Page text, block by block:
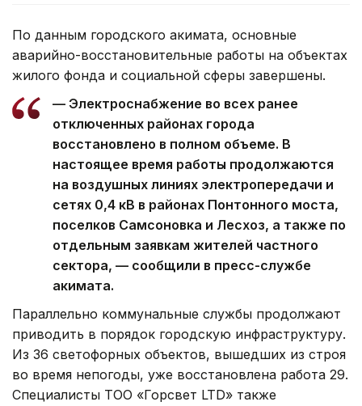
По данным городского акимата, основные
аварийно-восстановительные работы на объектах
жилого фонда и социальной сферы завершены.
— Электроснабжение во всех ранее
отключенных районах города
восстановлено в полном объеме. В
настоящее время работы продолжаются
на воздушных линиях электропередачи и
сетях 0,4 кВ в районах Понтонного моста,
поселков Самсоновка и Лесхоз, а также по
отдельным заявкам жителей частного
сектора, — сообщили в пресс-службе
акимата.
Параллельно коммунальные службы продолжают
приводить в порядок городскую инфраструктуру.
Из 36 светофорных объектов, вышедших из строя
во время непогоды, уже восстановлена работа 29.
Специалисты ТОО «Горсвет LTD» также